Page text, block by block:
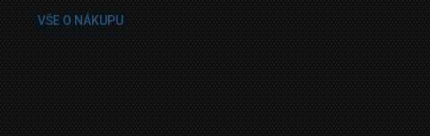
VŠE O NÁKUPU